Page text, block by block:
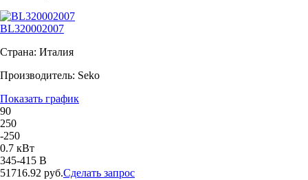
BL320002007
Страна: Италия
Производитель: Seko
Показать график
90
250
-250
0.7 кВт
345-415 В
51716.92 руб.Сделать запрос